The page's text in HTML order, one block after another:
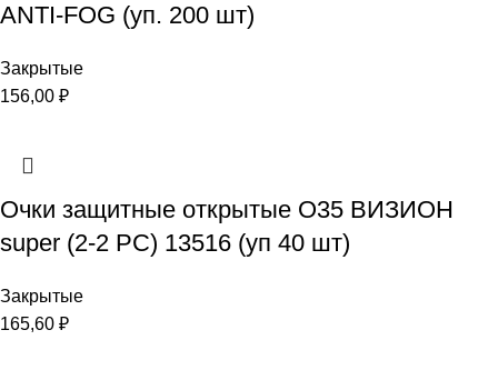
ANTI-FOG (уп. 200 шт)
Закрытые
156,00 ₽
Очки защитные открытые О35 ВИЗИОН
super (2-2 PC) 13516 (уп 40 шт)
Закрытые
165,60 ₽